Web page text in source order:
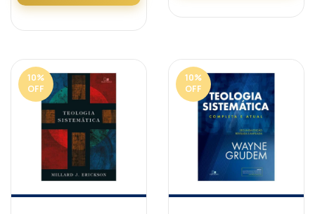
10%
OFF
10%
OFF